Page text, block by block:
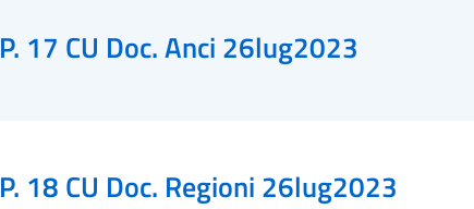
P. 17 CU Doc. Anci 26lug2023
P. 18 CU Doc. Regioni 26lug2023